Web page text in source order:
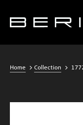
Home Collection